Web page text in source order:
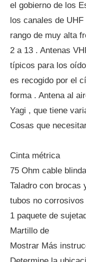
el gobierno de los
los canales de
rango de muy alta
2 a 13 . Antenas
típicos para los
es recogido por el
forma . Antena al
Yagi , que tiene
Cosas que
Cinta métrica
75 Ohm cable
Taladro con brocas
tubos no
1 paquete de
Martillo de
Mostrar Más